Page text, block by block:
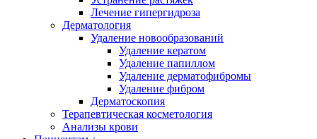
Лечение гипергидроза
Дерматология
Удаление новообразований
Удаление кератом
Удаление папиллом
Удаление дерматофибромы
Удаление фибром
Дерматоскопия
Терапевтическая косметология
Анализы крови